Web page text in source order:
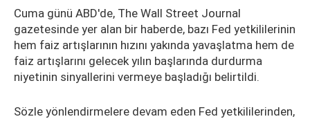
Cuma günü ABD'de, The Wall Street Journal
gazetesinde yer alan bir haberde, bazı Fed yetkililerinin
hem faiz artışlarının hızını yakında yavaşlatma hem de
faiz artışlarını gelecek yılın başlarında durdurma
niyetinin sinyallerini vermeye başladığı belirtildi.
Sözle yönlendirmelere devam eden Fed yetkililerinden,